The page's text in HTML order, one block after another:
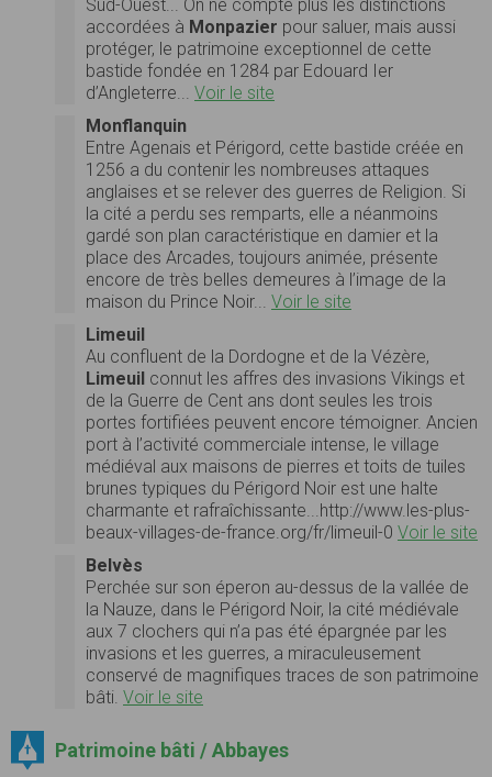
Sud-Ouest... On ne compte plus les distinctions
accordées à Monpazier pour saluer, mais aussi
protéger, le patrimoine exceptionnel de cette
bastide fondée en 1284 par Edouard Ier
d’Angleterre... Voir le site
Monflanquin
Entre Agenais et Périgord, cette bastide créée en
1256 a du contenir les nombreuses attaques
anglaises et se relever des guerres de Religion. Si
la cité a perdu ses remparts, elle a néanmoins
gardé son plan caractéristique en damier et la
place des Arcades, toujours animée, présente
encore de très belles demeures à l’image de la
maison du Prince Noir... Voir le site
Limeuil
Au confluent de la Dordogne et de la Vézère,
Limeuil connut les affres des invasions Vikings et
de la Guerre de Cent ans dont seules les trois
portes fortifiées peuvent encore témoigner. Ancien
port à l’activité commerciale intense, le village
médiéval aux maisons de pierres et toits de tuiles
brunes typiques du Périgord Noir est une halte
charmante et rafraîchissante...http://www.les-plus-
beaux-villages-de-france.org/fr/limeuil-0 Voir le site
Belvès
Perchée sur son éperon au-dessus de la vallée de
la Nauze, dans le Périgord Noir, la cité médiévale
aux 7 clochers qui n’a pas été épargnée par les
invasions et les guerres, a miraculeusement
conservé de magnifiques traces de son patrimoine
bâti. Voir le site
Patrimoine bâti / Abbayes